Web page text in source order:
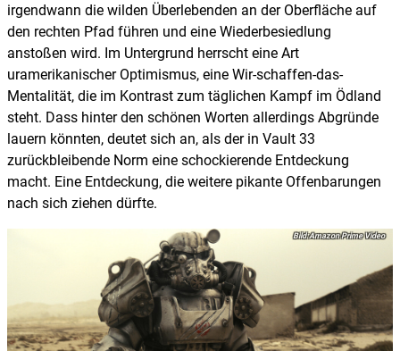
irgendwann die wilden Überlebenden an der Oberfläche auf
den rechten Pfad führen und eine Wiederbesiedlung
anstoßen wird. Im Untergrund herrscht eine Art
uramerikanischer Optimismus, eine Wir-schaffen-das-
Mentalität, die im Kontrast zum täglichen Kampf im Ödland
steht. Dass hinter den schönen Worten allerdings Abgründe
lauern könnten, deutet sich an, als der in Vault 33
zurückbleibende Norm eine schockierende Entdeckung
macht. Eine Entdeckung, die weitere pikante Offenbarungen
nach sich ziehen dürfte.
Amazon Prime Video